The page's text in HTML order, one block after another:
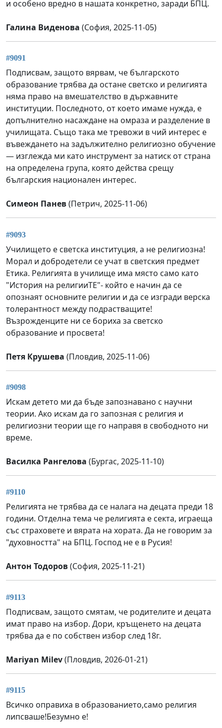
и особено вредно в нашата конкретно, заради БПЦ.
Галина Виденова (София, 2025-11-05)
#9091
Подписвам, защото вярвам, че българското
образование трябва да остане светско и религията
няма право на вмешателство в държавните
институции. Последното, от което имаме нужда, е
допълнително насаждане на омраза и разделение в
училищата. Също така ме тревожи в чий интерес е
въвеждането на задължително религиозно обучение
— изглежда ми като инструмент за натиск от страна
на определена група, която действа срещу
българския национален интерес.
Симеон Панев(Петрич, 2025-11-06)
#9093
Училището е светска институция, а не религиозна!
Морал и добродетели се учат в светския предмет
Етика. Религията в училище има място само като
"История на религииТЕ"- който е начин да се
опознаят основните религии и да се изгради верска
толерантност между подрастващите!
Възрожденците ни се бориха за светско
образование и просвета!
Петя Крушева (Пловдив, 2025-11-06)
#9098
Искам детето ми да бъде запознавано с научни
теории. Ако искам да го запозная с религия и
религиозни теории ще го направя в свободното ни
време.
Василка Рангелова (Бургас, 2025-11-10)
#9110
Религията не трябва да се налага на децата преди 18
години. Отделна тема че религията е секта, играеща
със страховете и вярата на хората. Да не говорим за
"духовността" на БПЦ. Господ не е в Русия!
Антон Тодоров(София, 2025-11-21)
#9113
Подписвам, защото смятам, че родителите и децата
имат право на избор. Дори, кръщенето на децата
трябва да е по собствен избор след 18г.
Mariyan Milev(Пловдив, 2026-01-21)
#9115
Всичко оправиха в образованието,само религия
липсваше!Безумно е!